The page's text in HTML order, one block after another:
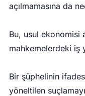
açılmamasına da
Bu, usul ekonomisi
mahkemelerdeki iş
Bir şüphelinin
yöneltilen